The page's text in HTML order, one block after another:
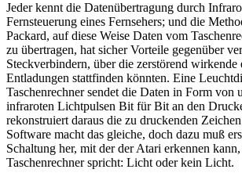
Jeder kennt die Datenübertragung durch
Fernsteuerung eines Fernsehers; und die
Packard, auf diese Weise Daten vom
zu übertragen, hat sicher Vorteile gegenüber
Steckverbindern, über die zerstörend wirkende
Entladungen stattfinden könnten. Eine
Taschenrechner sendet die Daten in Form von
infraroten Lichtpulsen Bit für Bit an den
rekonstruiert daraus die zu druckenden
Software macht das gleiche, doch dazu muß
Schaltung her, mit der der Atari erkennen
Taschenrechner spricht: Licht oder kein Licht.